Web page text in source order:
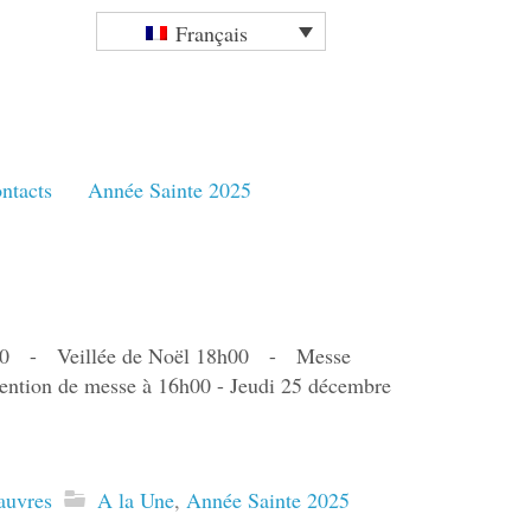
Français
Année Sainte 2025
- Veillée de Noël 18h00 - Messe
de messe à 16h00 - Jeudi 25 décembre
A la Une, Année Sainte 2025